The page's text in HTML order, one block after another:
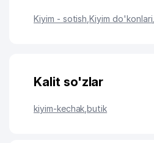
Kiyim - sotish ,Kiyim do'konlari
Kalit so'zlar
kiyim-kechak ,butik